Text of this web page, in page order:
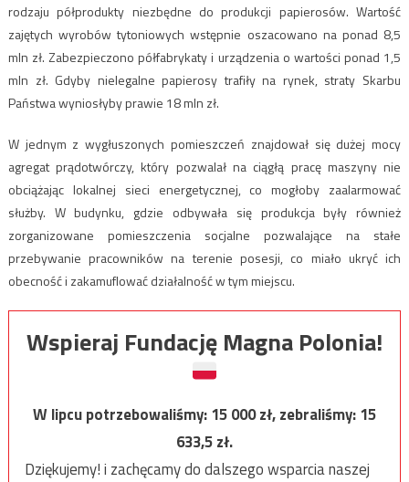
rodzaju półprodukty niezbędne do produkcji papierosów. Wartość
zajętych wyrobów tytoniowych wstępnie oszacowano na ponad 8,5
mln zł. Zabezpieczono półfabrykaty i urządzenia o wartości ponad 1,5
mln zł. Gdyby nielegalne papierosy trafiły na rynek, straty Skarbu
Państwa wyniosłyby prawie 18 mln zł.
W jednym z wygłuszonych pomieszczeń znajdował się dużej mocy
agregat prądotwórczy, który pozwalał na ciągłą pracę maszyny nie
obciążając lokalnej sieci energetycznej, co mogłoby zaalarmować
służby. W budynku, gdzie odbywała się produkcja były również
zorganizowane pomieszczenia socjalne pozwalające na stałe
przebywanie pracowników na terenie posesji, co miało ukryć ich
obecność i zakamuflować działalność w tym miejscu.
Wspieraj Fundację Magna Polonia!
W lipcu potrzebowaliśmy:15 000zł, zebraliśmy:15
633,5zł.
Dziękujemy! i zachęcamy do dalszego wsparcia naszej